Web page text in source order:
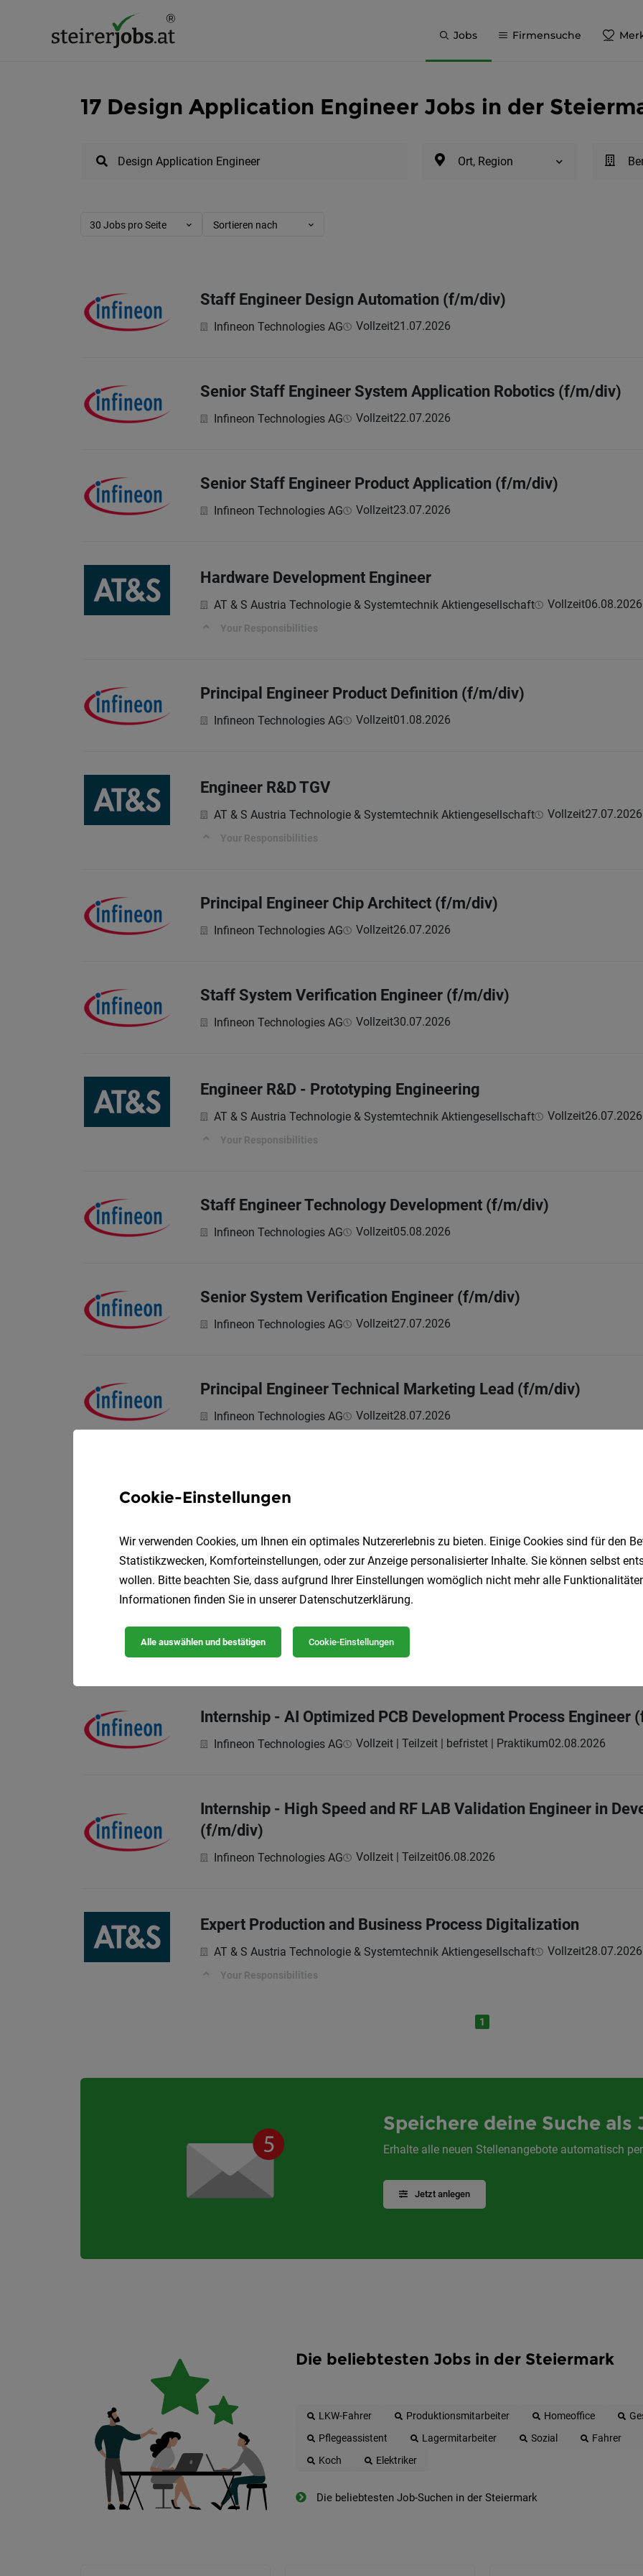
Jobs Firmensuche
17 Design Application Engineer Jobs in der
Ort, Region
30 Jobs pro Seite Sortieren nach
Staff Engineer Design Automation (f/m/div)
Infineon Technologies AG Vollzeit21.07.2026
Senior Staff Engineer System Application Robotics (f/m/div)
Infineon Technologies AG Vollzeit22.07.2026
Senior Staff Engineer Product Application (f/m/div)
Infineon Technologies AG Vollzeit23.07.2026
Hardware Development Engineer
AT & S Austria Technologie & Systemtechnik Aktiengesellschaft Vollzeit06.08.2026
Your Responsibilities
Principal Engineer Product Definition (f/m/div)
Infineon Technologies AG Vollzeit01.08.2026
Engineer R&D TGV
AT & S Austria Technologie & Systemtechnik Aktiengesellschaft Vollzeit27.07.2026
Your Responsibilities
Principal Engineer Chip Architect (f/m/div)
Infineon Technologies AG Vollzeit26.07.2026
Staff System Verification Engineer (f/m/div)
Infineon Technologies AG Vollzeit30.07.2026
Engineer R&D - Prototyping Engineering
AT & S Austria Technologie & Systemtechnik Aktiengesellschaft Vollzeit26.07.2026
Your Responsibilities
Staff Engineer Technology Development (f/m/div)
Infineon Technologies AG Vollzeit05.08.2026
Senior System Verification Engineer (f/m/div)
Infineon Technologies AG Vollzeit27.07.2026
Principal Engineer Technical Marketing Lead (f/m/div)
Infineon Technologies AG Vollzeit28.07.2026
AT & S Austria Technologie & Systemtechnik Aktiengesellschaft
Manufacturing Execution Systems Engineer
AT & S Austria Technologie & Systemtechnik Aktiengesellschaft
Internship - AI Optimized PCB Development Process Engineer
Infineon Technologies AG Vollzeit | Teilzeit | befristet | Praktikum02.08.2026
Internship - High Speed and RF LAB Validation Engineer in
(f/m/div)
Infineon Technologies AG Vollzeit | Teilzeit06.08.2026
Expert Production and Business Process Digitalization
AT & S Austria Technologie & Systemtechnik Aktiengesellschaft Vollzeit28.07.2026
Your Responsibilities
1
Speichere deine Suche als
Erhalte alle neuen Stellenangebote automatisch
Jetzt anlegen
Die beliebtesten Jobs in der Steiermark
LKW-Fahrer Produktionsmitarbeiter Homeoffice
Pflegeassistent
Lagermitarbeiter Sozial Fahrer
Koch
Elektriker
Die beliebtesten Job-Suchen in der Steiermark
Cookie-Einstellungen
Wir verwenden Cookies, um Ihnen ein optimales Nutzererlebnis zu bieten. Einige Cookies sind für den
Statistikzwecken, Komforteinstellungen, oder zur Anzeige personalisierter Inhalte. Sie können selbst
wollen. Bitte beachten Sie, dass aufgrund Ihrer Einstellungen womöglich nicht mehr alle
Informationen finden Sie in unserer Datenschutzerklärung.
Alle auswählen und bestätigen Cookie-Einstellungen